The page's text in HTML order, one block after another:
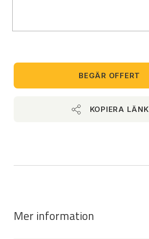
BEGÄR OFFERT
KOPIERA LÄNK
Mer information